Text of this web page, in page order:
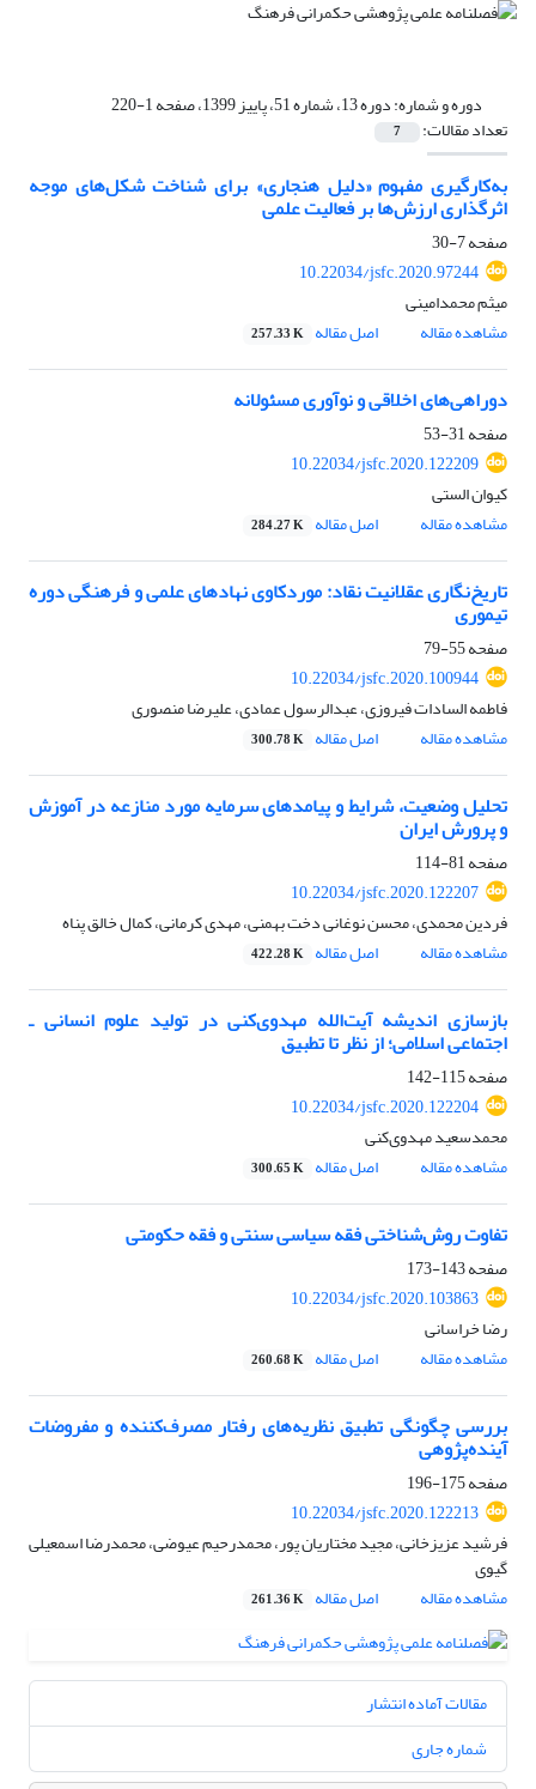
دوره و شماره:دوره 13، شماره 51، پاییز 1399، صفحه 1-220
تعداد مقالات: 7
به‌کارگیری مفهوم «دلیل هنجاری» برای شناخت شکل‌های موجه
اثرگذاری ارزش‌ها بر فعالیت علمی
صفحه7-30
10.22034/jsfc.2020.97244
میثم محمدامینی
مشاهده مقاله
اصل مقاله 257.33 K
دوراهی‌های اخلاقی و نوآوری مسئولانه
صفحه31-53
10.22034/jsfc.2020.122209
کیوان الستی
مشاهده مقاله
اصل مقاله 284.27 K
تاریخ‌نگاری عقلانیت نقاد: موردکاوی نهاد‌های علمی و فرهنگی دوره
تیموری
صفحه55-79
10.22034/jsfc.2020.100944
فاطمه السادات فیروزی، عبدالرسول عمادی، علیرضا منصوری
مشاهده مقاله
اصل مقاله 300.78 K
تحلیل وضعیت، شرایط و پیامد‌های سرمایه مورد منازعه در آموزش
و پرورش ایران
صفحه81-114
10.22034/jsfc.2020.122207
فردین محمدی، محسن نوغانی دخت بهمنی، مهدی کرمانی، کمال خالق پناه
مشاهده مقاله
اصل مقاله 422.28 K
بازسازی اندیشه آیت‌الله مهدوی‌کنی در تولید علوم انسانی ـ
اجتماعی اسلامی؛ از نظر تا تطبیق
صفحه115-142
10.22034/jsfc.2020.122204
محمدسعید مهدوی‌کنی
مشاهده مقاله
اصل مقاله 300.65 K
تفاوت روش‌شناختی فقه سیاسی سنتی و فقه حکومتی
صفحه143-173
10.22034/jsfc.2020.103863
رضا خراسانی
مشاهده مقاله
اصل مقاله 260.68 K
بررسی چگونگی تطبیق نظریه‌های رفتار مصرف‌کننده و مفروضات
آینده‌پژوهی
صفحه175-196
10.22034/jsfc.2020.122213
فرشید عزیزخانی، مجید مختاریان پور، محمدرحیم عیوضی، محمدرضا اسمعیلی
گیوی
مشاهده مقاله
اصل مقاله 261.36 K
مقالات آماده انتشار
شماره جاری